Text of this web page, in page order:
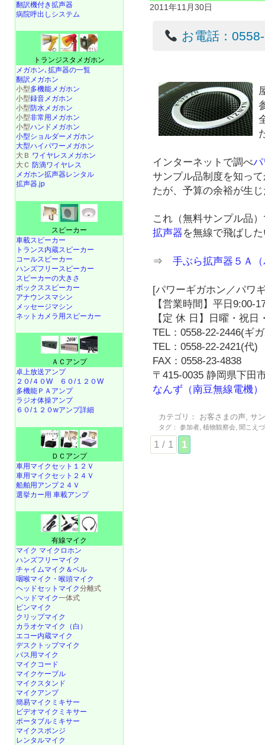
2011年11月30日
お電話：
インターネットで調べ
サンプル品制度を知っ
たが、予算の余裕が生
これ（無料サンプル品
拡声器を無線で飛ばし
⇒手ぶら拡声器５Ａ
[パワーギガホン／パワ
【営業時間】平日9:00-
【定 休 日】日曜・祝日
TEL：0558-22-2446(ギ
TEL：0558-22-2421(代)
FAX：0558-23-4838
〒415-0035 静岡県下田
なんず（南豆無線電機）
カテゴリ： お客さまの声 ,サ
タグ： 参加者 ,植物観察会 聞こえ
1 / 1 1
翻訳機付き拡声器
病院呼出しシステム
トランジスタメガホン
メガホン､拡声器の一覧
翻訳メガホン
小型多機能メガホン
小型録音メガホン
小型防水メガホン
小型非常用メガホン
小型ハンドメガホン
小型ショルダーメガホン
大型ハイパワーメガホン
大Ｂ ワイヤレスメガホン
大Ｃ 防滴ワイヤレス
メガホン拡声器レンタル
拡声器.jp
スピーカー
車載スピーカー
トランス内蔵スピーカー
コールスピーカー
ハンズフリースピーカー
スピーカーの大きさ
ボックススピーカー
アナウンスマシン
メッセージマシン
ネットカメラ用スピーカー
ＡＣアンプ
卓上放送アンプ
２０/４０W
６０/１２０W
多機能ＰＡアンプ
ラジオ体操アンプ
６０/１２０wアンプ詳細
ＤＣアンプ
車用マイクセット１２Ｖ
車用マイクセット２４Ｖ
船舶用アンプ２４Ｖ
選挙カー用 車載アンプ
有線マイク
マイク マイクロホン
ハンズフリーマイク
チャイムマイク＆ベル
咽喉マイク・喉頭マイク
ヘッドセットマイク分離式
ヘッドマイク一体式
ピンマイク
クリップマイク
カラオケマイク（白）
エコー内蔵マイク
デスクトップマイク
バス用マイク
マイクコード
マイクケーブル
マイクスタンド
マイクアンプ
簡易マイクミキサー
ビデオマイクミキサー
ポータブルミキサー
マイクスポンジ
レンタルマイク